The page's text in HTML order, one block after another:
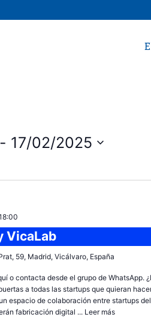
- 17/02/2025
VicaLab
59, Madrid, Vicálvaro, España
o contacta desde el grupo de WhatsApp.
a todas las startups que quieran
espacio de colaboración entre startups
fabricación digital ... Leer más